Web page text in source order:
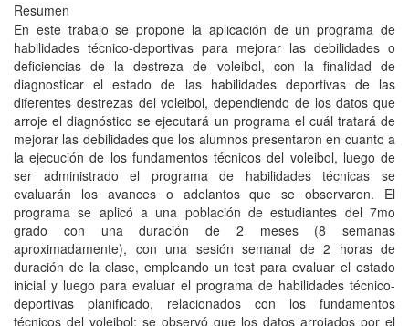
Resumen
En este trabajo se propone la aplicación de un programa de
habilidades técnico-deportivas para mejorar las debilidades o
deficiencias de la destreza de voleibol, con la finalidad de
diagnosticar el estado de las habilidades deportivas de las
diferentes destrezas del voleibol, dependiendo de los datos que
arroje el diagnóstico se ejecutará un programa el cuál tratará de
mejorar las debilidades que los alumnos presentaron en cuanto a
la ejecución de los fundamentos técnicos del voleibol, luego de
ser administrado el programa de habilidades técnicas se
evaluarán los avances o adelantos que se observaron. El
programa se aplicó a una población de estudiantes del 7mo
grado con una duración de 2 meses (8 semanas
aproximadamente), con una sesión semanal de 2 horas de
duración de la clase, empleando un test para evaluar el estado
inicial y luego para evaluar el programa de habilidades técnico-
deportivas planificado, relacionados con los fundamentos
técnicos del voleibol; se observó que los datos arrojados por el